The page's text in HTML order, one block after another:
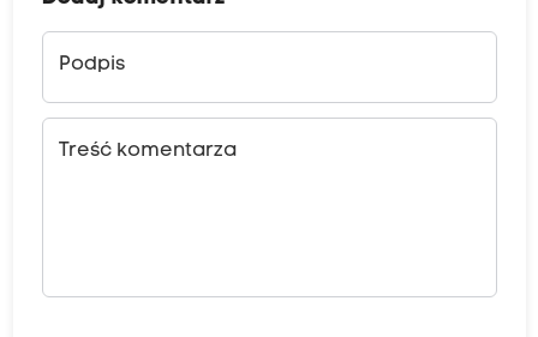
Podpis
Treść komentarza